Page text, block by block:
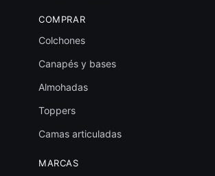
COMPRAR
Colchones
Canapés y bases
Almohadas
Toppers
Camas articuladas
MARCAS